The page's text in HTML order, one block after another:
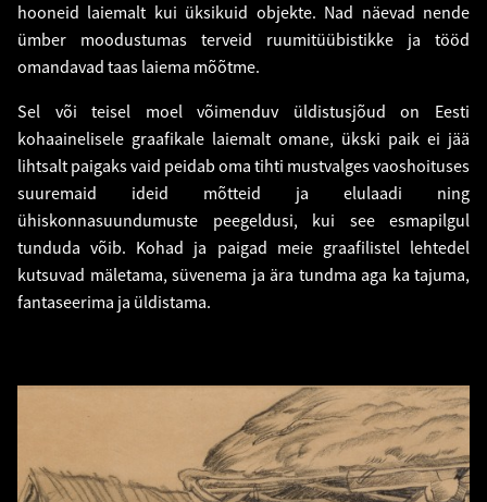
hooneid laiemalt kui üksikuid objekte. Nad näevad nende
ümber moodustumas terveid ruumitüübistikke ja tööd
omandavad taas laiema mõõtme.
Sel või teisel moel võimenduv üldistusjõud on Eesti
kohaainelisele graafikale laiemalt omane, ükski paik ei jää
lihtsalt paigaks vaid peidab oma tihti mustvalges vaoshoituses
suuremaid ideid mõtteid ja elulaadi ning
ühiskonnasuundumuste peegeldusi, kui see esmapilgul
tunduda võib. Kohad ja paigad meie graafilistel lehtedel
kutsuvad mäletama, süvenema ja ära tundma aga ka tajuma,
fantaseerima ja üldistama.